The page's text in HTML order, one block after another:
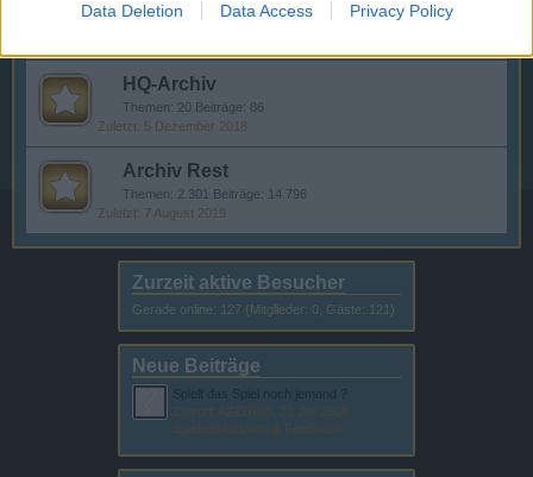
Data Deletion Data Access Privacy Policy
HQ-Archiv
Themen: 20 Beiträge: 86
5 Dezember 2018
Archiv Rest
Themen: 2.301 Beiträge: 14.796
7 August 2019
Zurzeit aktive Besucher
Gerade online: 127 (Mitglieder: 0, Gäste: 121)
Neue Beiträge
Spielt das Spiel noch jemand ?
Zuletzt: AZZURO,
21 Juli 2026
Spielediskussion & Feedback